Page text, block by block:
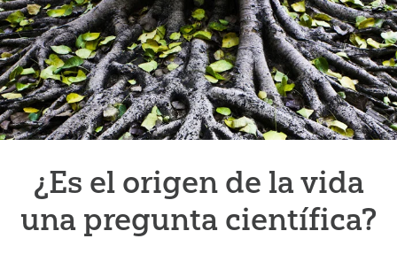
¿Es el origen de la vida
una pregunta científica?